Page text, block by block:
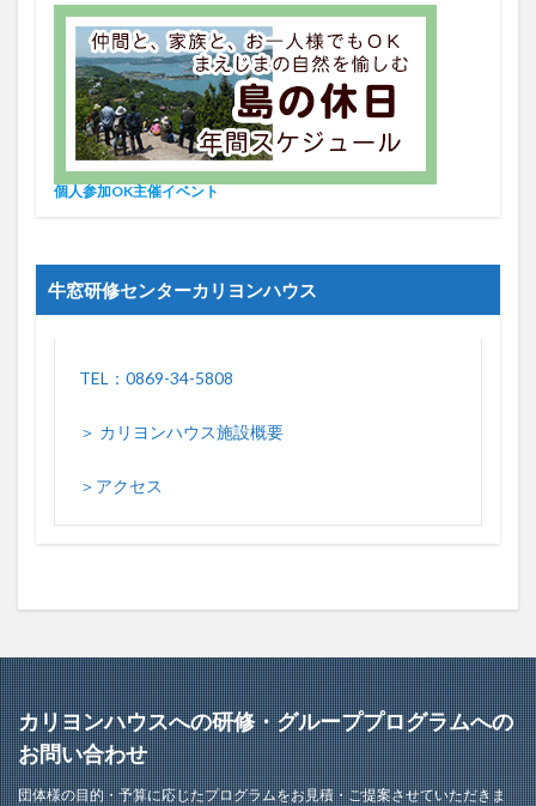
個人参加OK主催イベント
牛窓研修センターカリヨンハウス
TEL：0869-34-5808
＞ カリヨンハウス施設概要
＞アクセス
カリヨンハウスへの研修・グループプログラムへの
お問い合わせ
団体様の目的・予算に応じたプログラムをお見積・ご提案させていただきま